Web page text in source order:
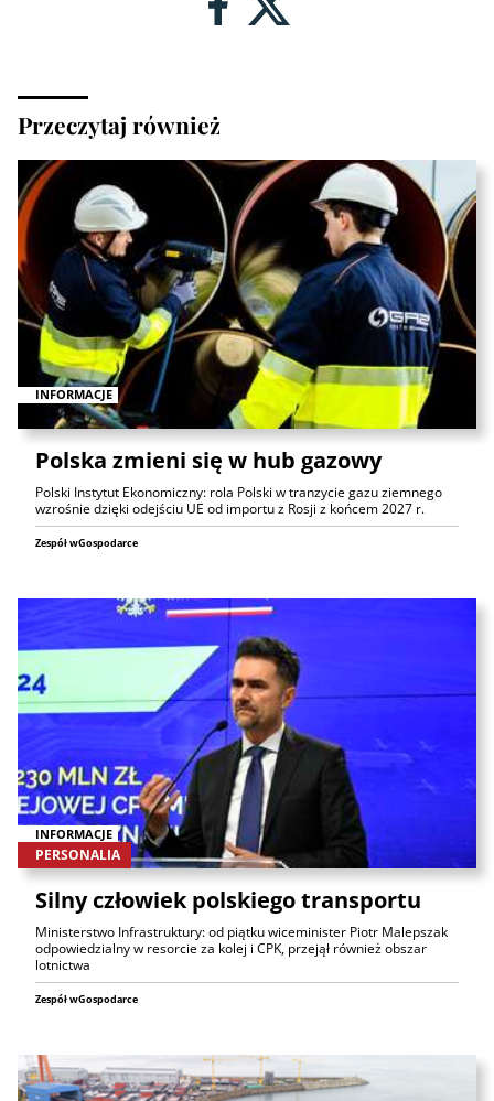
Przeczytaj również
INFORMACJE
Polska zmieni się w hub gazowy
Polski Instytut Ekonomiczny: rola Polski w tranzycie gazu ziemnego
wzrośnie dzięki odejściu UE od importu z Rosji z końcem 2027 r.
Zespół wGospodarce
INFORMACJE
PERSONALIA
Silny człowiek polskiego transportu
Ministerstwo Infrastruktury: od piątku wiceminister Piotr Malepszak
odpowiedzialny w resorcie za kolej i CPK, przejął również obszar
lotnictwa
Zespół wGospodarce